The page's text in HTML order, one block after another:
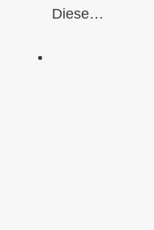
Diese…